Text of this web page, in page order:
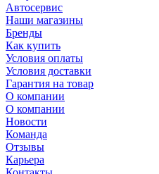
Автосервис
Наши магазины
Бренды
Как купить
Условия оплаты
Условия доставки
Гарантия на товар
О компании
О компании
Новости
Команда
Отзывы
Карьера